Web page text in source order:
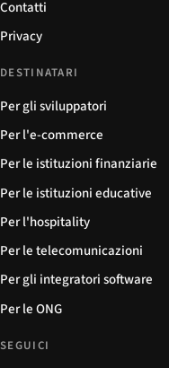
Contatti
Privacy
DESTINATARI
Per gli sviluppatori
Per l'e-commerce
Per le istituzioni finanziarie
Per le istituzioni educative
Per l'hospitality
Per le telecomunicazioni
Per gli integratori software
Per le ONG
SEGUICI